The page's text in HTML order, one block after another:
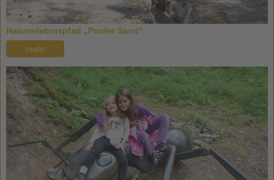
Naturerlebnispfad „Prader Sand“
mehr